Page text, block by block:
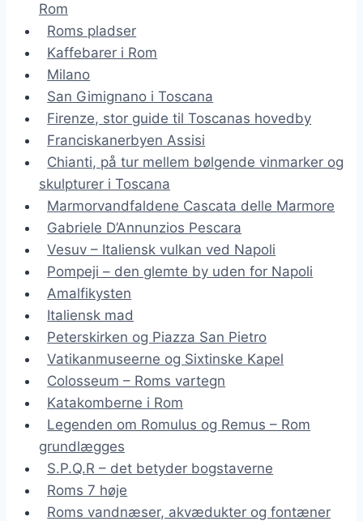
Rom
Roms pladser
Kaffebarer i Rom
Milano
San Gimignano i Toscana
Firenze, stor guide til Toscanas hovedby
Franciskanerbyen Assisi
Chianti, på tur mellem bølgende vinmarker og
skulpturer i Toscana
Marmorvandfaldene Cascata delle Marmore
Gabriele D’Annunzios Pescara
Vesuv – Italiensk vulkan ved Napoli
Pompeji – den glemte by uden for Napoli
Amalfikysten
Italiensk mad
Peterskirken og Piazza San Pietro
Vatikanmuseerne og Sixtinske Kapel
Colosseum – Roms vartegn
Katakomberne i Rom
Legenden om Romulus og Remus – Rom
grundlægges
S.P.Q.R – det betyder bogstaverne
Roms 7 høje
Roms vandnæser, akvædukter og fontæner